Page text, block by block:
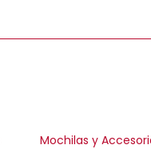
Mochilas y